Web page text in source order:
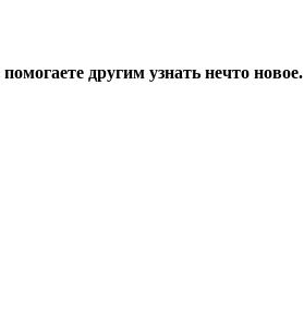
другим узнать нечто новое.